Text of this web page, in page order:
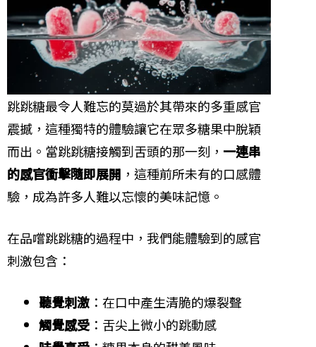
跳跳糖最令人難忘的莫過於其帶來的多重感官
震撼，這種獨特的體驗讓它在眾多糖果中脫穎
而出。當跳跳糖接觸到舌頭的那一刻， 一連串
的感官衝擊隨即展開 ，這種前所未有的口感體
驗，成為許多人難以忘懷的美味記憶。
在品嚐跳跳糖的過程中，我們能體驗到的感官
刺激包含：
聽覺刺激 ：在口中產生清脆的爆裂聲
觸覺感受 ：舌尖上微小的跳動感